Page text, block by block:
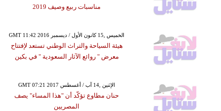
مناسبات ربيع وصيف 2019
GMT 11:42 2016 الخميس ,15 كانون الأول / ديسمبر
هيئة السياحة والتراث الوطني تستعد لإفتتاح
معرض " روائع الآثار السعودية " في بكين
GMT 07:21 2017 الإثنين ,14 آب / أغسطس
حنان مطاوع تؤكّد أن "هذا المساء" يصف
المصريين